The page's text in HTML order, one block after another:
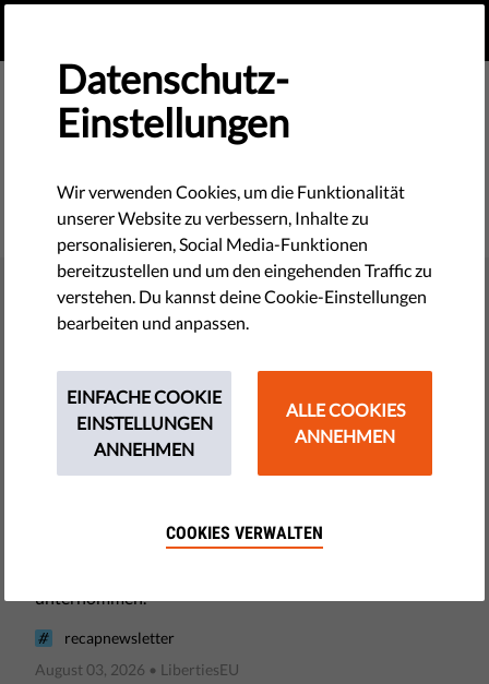
Letzten Monat bei Liberties: Die
manipulative Rolle der KI bei
Wahlen und warum der
Rechtsstaatlichkeitsbericht der
EU beim Schutz der Demokratie
zu kurz greift
unternommen.
recapnewsletter
August 03, 2026 • LibertiesEU
Datenschutz-
Einstellungen
Wir verwenden Cookies, um die Funktionalität
unserer Website zu verbessern, Inhalte zu
personalisieren, Social Media-Funktionen
bereitzustellen und um den eingehenden Traffic zu
verstehen. Du kannst deine Cookie-Einstellungen
bearbeiten und anpassen.
EINFACHE COOKIE
EINSTELLUNGEN
ANNEHMEN
ALLE COOKIES
ANNEHMEN
COOKIES VERWALTEN